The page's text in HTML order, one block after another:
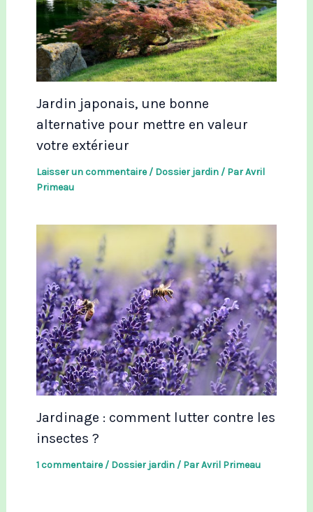
Jardin japonais, une bonne
alternative pour mettre en valeur
votre extérieur
Laisser un commentaire / Dossier jardin/ ParAvril
Primeau
Jardinage : comment lutter contre les
insectes ?
1 commentaire / Dossier jardin/ ParAvril Primeau